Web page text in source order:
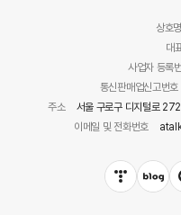
상호명
대
사업자 등록
통신판매업신고번호
주소
서울 구로구 디지털로
이메일 및 전화번호